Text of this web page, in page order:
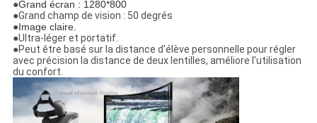
●Grand écran : 1280*800
●Grand champ de vision : 50 degrés
●Image claire.
●Ultra-léger et portatif.
●Peut être basé sur la distance d'élève personnelle pour régler
avec précision la distance de deux lentilles, améliore l'utilisation
du confort.